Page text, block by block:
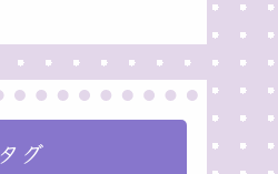
タグ